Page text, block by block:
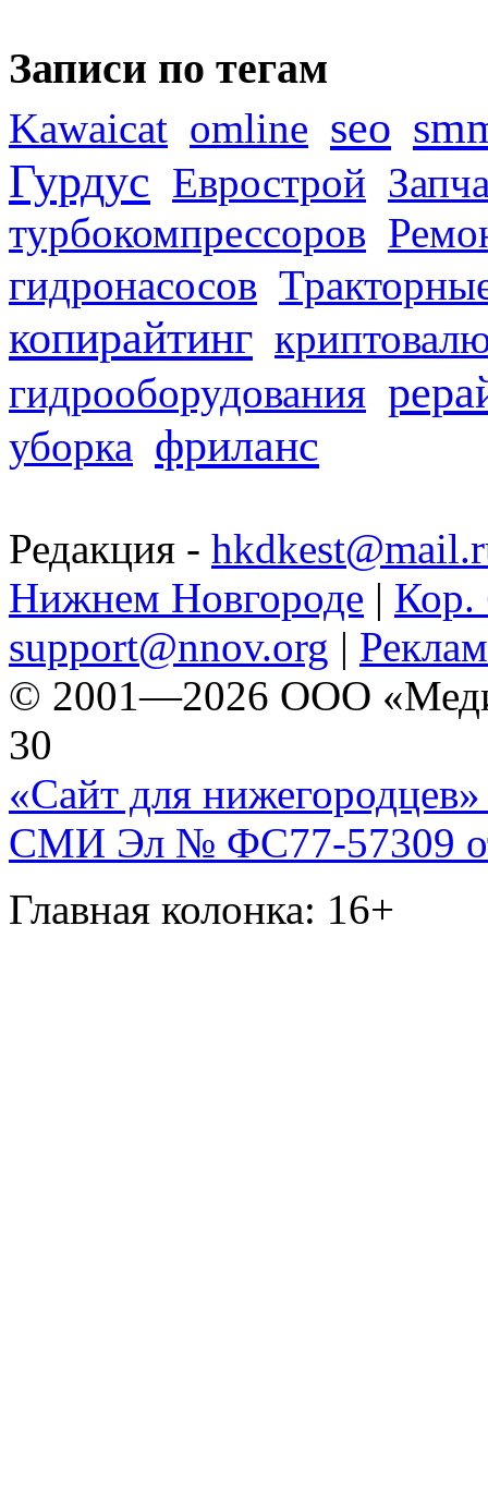
Записи по тегам
Kawaicat omline seo
Гурдус Еврострой
турбокомпрессоров
гидронасосов
копирайтинг
гидрооборудования
уборка фриланс
Редакция -
Нижнем Новгороде | Кор.
support@nnov.org |
© 2001—2026 ООО
30
«Сайт для нижегородцев»
СМИ Эл № ФС77-57309
Главная колонка: 16+